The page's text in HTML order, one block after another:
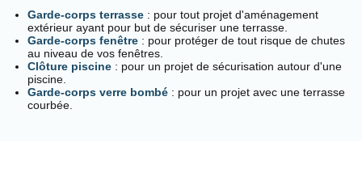
Garde-corps terrasse : pour tout projet d'aménagement
extérieur ayant pour but de sécuriser une terrasse.
Garde-corps fenêtre : pour protéger de tout risque de chutes
au niveau de vos fenêtres.
Clôture piscine : pour un projet de sécurisation autour d'une
piscine.
Garde-corps verre bombé : pour un projet avec une terrasse
courbée.